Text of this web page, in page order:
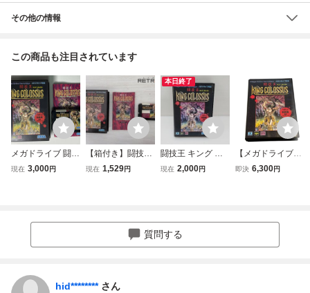
その他の情報
この商品も注目されています
メガドライブ 闘技
王キングコロッサ
現在 3,000円
【箱付き】闘技王
キングコロッサス
現在 1,529円
本日終了
闘技王 キング コ
ロッサス セガ 動
現在 2,000円
【メガドライブソ
フト】闘技王 KIN
即決 6,300円
質問する
hid******** さん